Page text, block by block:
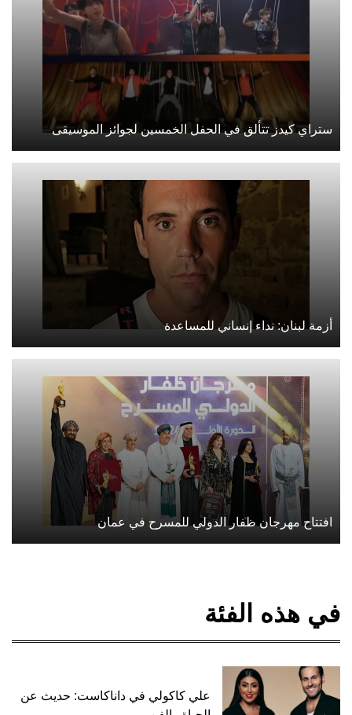
ستراي كيدز تتألق في الحفل الخمسين لجوائز الموسيقى
أزمة لبنان: نداء إنساني للمساعدة
افتتاح مهرجان ظفار الدولي للمسرح في عمان
في هذه الفئة
علي كاكولي في داناكاست: حديث عن